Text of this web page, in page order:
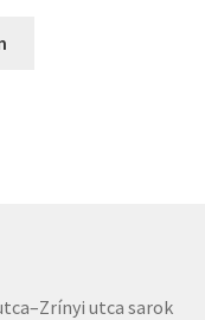
is:
utca sarok